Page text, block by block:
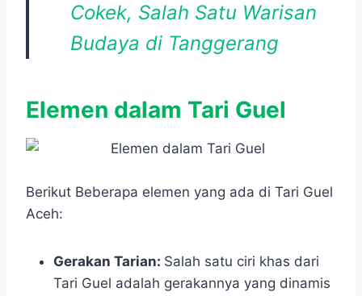
Cokek, Salah Satu Warisan
Budaya di Tanggerang
Elemen dalam Tari Guel
Berikut Beberapa elemen yang ada di Tari Guel
Aceh:
Gerakan Tarian: Salah satu ciri khas dari
Tari Guel adalah gerakannya yang dinamis